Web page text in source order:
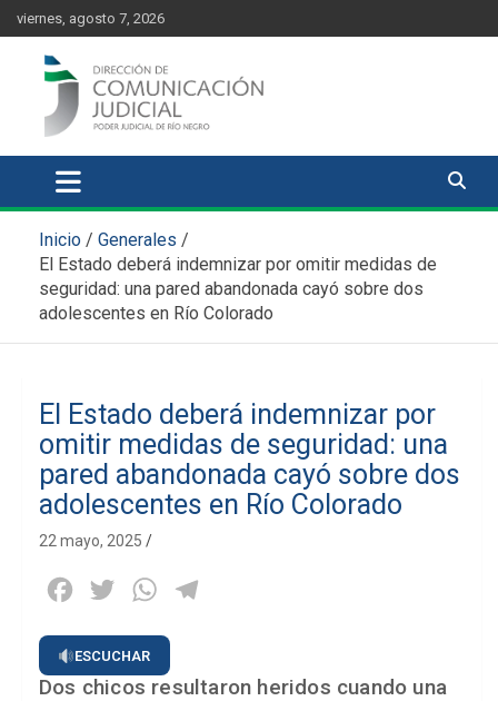
content
Skip
to
content
viernes, agosto 7, 2026
Comunicación Judicial
Inicio
Generales
El Estado deberá indemnizar por omitir medidas de
seguridad: una pared abandonada cayó sobre dos
adolescentes en Río Colorado
El Estado deberá indemnizar por
omitir medidas de seguridad: una
pared abandonada cayó sobre dos
adolescentes en Río Colorado
22 mayo, 2025
Facebook
Twitter WhatsApp
ESCUCHAR
Dos chicos resultaron heridos cuando una